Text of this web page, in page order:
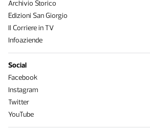
Archivio Storico
Edizioni San Giorgio
Il Corriere in TV
Infoaziende
Social
Facebook
Instagram
Twitter
YouTube